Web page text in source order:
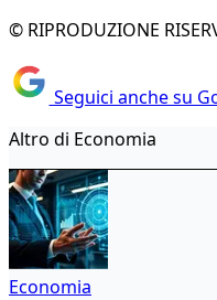
© RIPRODUZIONE
Seguici anche su
Altro di Economia
Economia